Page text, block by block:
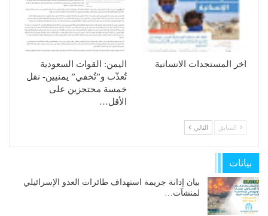
اخر المستجدات الانسانية
الیمن: القوات السعودیة
تُعذّب و”تُخفي” یمنیین- نقل
خمسة محتجزین على
الأقل…
السابق التالي
بيانات
بيان إدانة جريمة استهداف طائرات العدو الإسرائيلي
لمنشآت…